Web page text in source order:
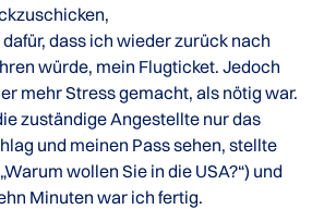
dass ich wieder zurück nach
würde, mein Flugticket. Jedoch
mehr Stress gemacht, als nötig war.
zuständige Angestellte nur das
und meinen Pass sehen, stellte
wollen Sie in die USA?“) und
Minuten war ich fertig.